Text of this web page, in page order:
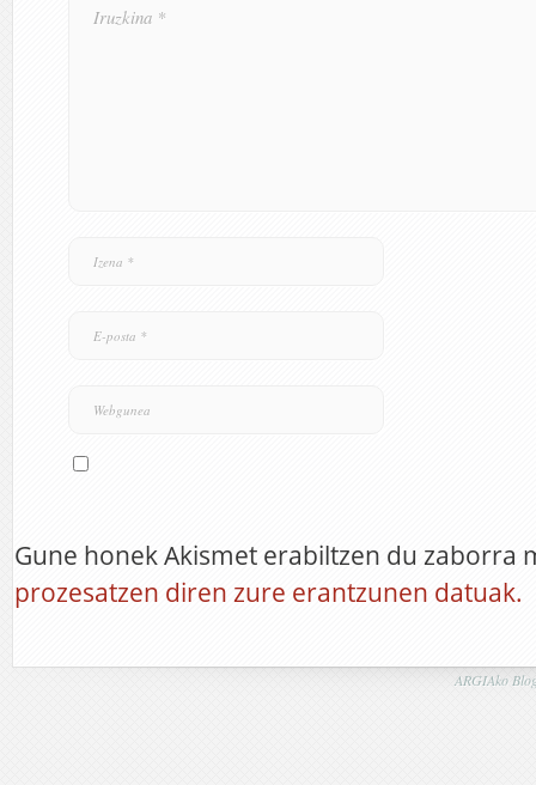
Gune honek Akismet erabiltzen du zaborra
prozesatzen diren zure erantzunen datuak.
ARGIAko